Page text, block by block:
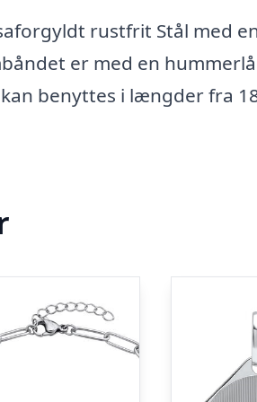
rustfrit Stål med
er med en
benyttes i længder fra